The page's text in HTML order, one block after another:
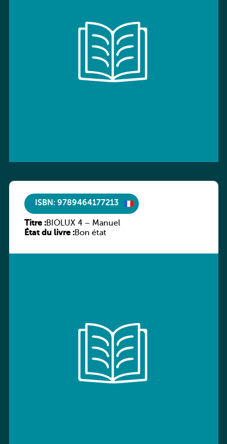
ISBN: 9789464177213
Titre :BIOLUX 4 – Manuel
État du livre :Bon état